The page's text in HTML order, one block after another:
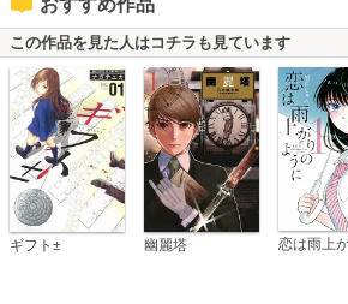
おすすめ作品
この作品を見た人はコチラも見ています
ギフト± 幽麗塔